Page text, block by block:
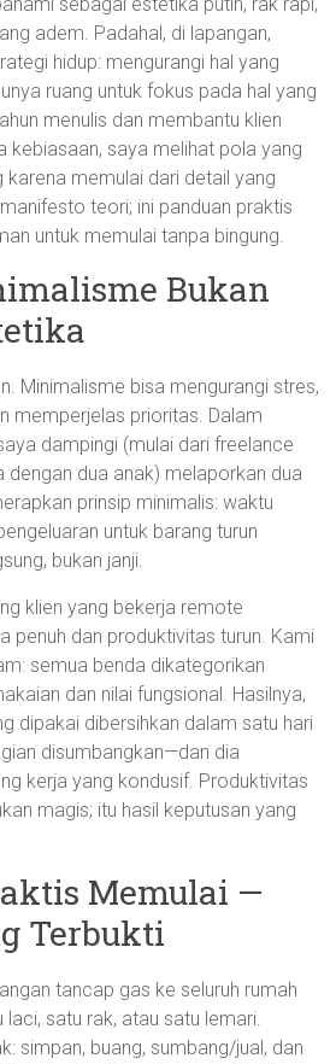
adem. Padahal, di lapangan,
hidup: mengurangi hal yang
ruang untuk fokus pada hal yang
menulis dan membantu klien
kebiasaan, saya melihat pola yang
memulai dari detail yang
teori; ini panduan praktis
untuk memulai tanpa bingung.
Bukan
Minimalisme bisa mengurangi stres,
memperjelas prioritas. Dalam
dampingi (mulai dari freelance
dengan dua anak) melaporkan dua
prinsip minimalis: waktu
untuk barang turun
bukan janji.
klien yang bekerja remote
penuh dan produktivitas turun. Kami
semua benda dikategorikan
dan nilai fungsional. Hasilnya,
dipakai dibersihkan dalam satu hari
disumbangkan—dan dia
kerja yang kondusif. Produktivitas
magis; itu hasil keputusan yang
Memulai —
Terbukti
tancap gas ke seluruh rumah
laci, satu rak, atau satu lemari.
simpan, buang, sumbang/jual, dan